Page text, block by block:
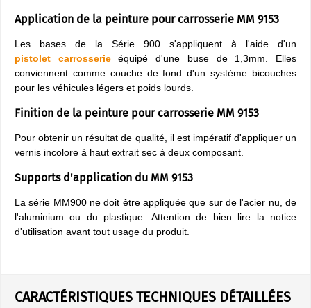
Application de la peinture pour carrosserie MM 9153
Les bases de la Série 900 s'appliquent à l'aide d'un
pistolet carrosserieéquipé d'une buse de 1,3mm. Elles
conviennent comme couche de fond d'un système bicouches
pour les véhicules légers et poids lourds.
Finition de la peinture pour carrosserie MM 9153
Pour obtenir un résultat de qualité, il est impératif d'appliquer un
vernis incolore à haut extrait sec à deux composant.
Supports d'application du MM 9153
La série MM900 ne doit être appliquée que sur de l'acier nu, de
l'aluminium ou du plastique. Attention de bien lire la notice
d'utilisation avant tout usage du produit.
CARACTÉRISTIQUES TECHNIQUES DÉTAILLÉES